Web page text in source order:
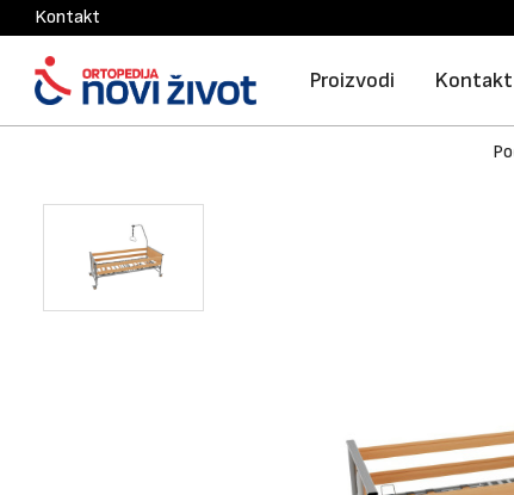
Kontakt
Proizvodi Kontakt